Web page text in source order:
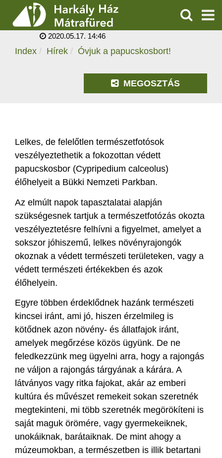
ÁRAK, NYITVATARTÁS
KERESÉS
ÓVJUK A
PAPUCSKOSBORT!
2020.05.17. 14:46
Index Hírek Óvjuk a papucskosbort!
MEGOSZTÁS
Lelkes, de felelőtlen természetfotósok
veszélyeztethetik a fokozottan védett
papucskosbor (Cypripedium calceolus)
élőhelyeit a Bükki Nemzeti Parkban.
Az elmúlt napok tapasztalatai alapján
szükségesnek tartjuk a természetfotózás okozta
veszélyeztetésre felhívni a figyelmet, amelyet a
sokszor jóhiszemű, lelkes növényrajongók
okoznak a védett természeti területeken, vagy a
védett természeti értékekben és azok
élőhelyein.
Egyre többen érdeklődnek hazánk természeti
kincsei iránt, ami jó, hiszen érzelmileg is
kötődnek azon növény- és állatfajok iránt,
amelyek megőrzése közös ügyünk. De ne
feledkezzünk meg ügyelni arra, hogy a rajongás
ne váljon a rajongás tárgyának a kárára. A
látványos vagy ritka fajokat, akár az emberi
kultúra és művészet remekeit sokan szeretnék
megtekinteni, mi több szeretnék megörökíteni is
saját maguk örömére, vagy gyermekeiknek,
unokáiknak, barátaiknak. De mint ahogy a
múzeumokban, a természetben is illik betartani